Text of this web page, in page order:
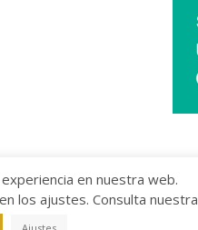
/
en nuestra web.
los ajustes. Consulta nuestra